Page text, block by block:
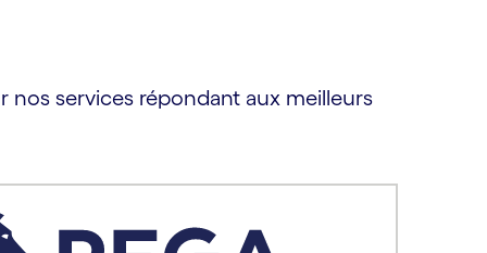
nos services répondant aux meilleurs